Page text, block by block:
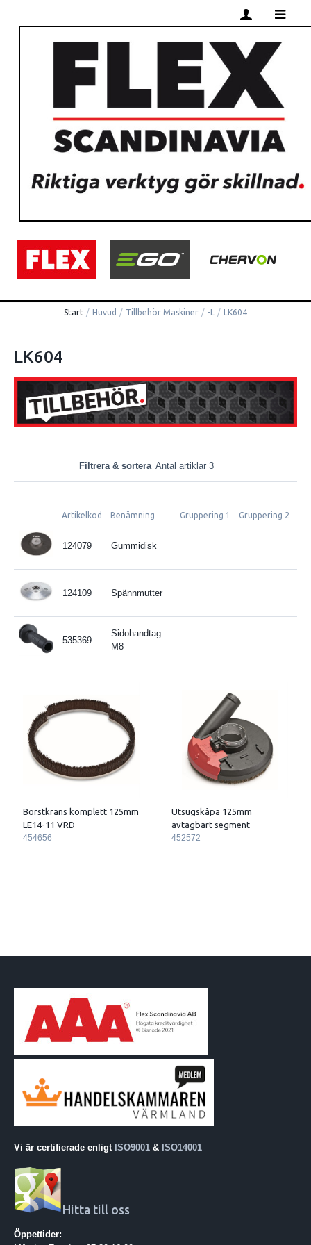
Start / Huvud / Tillbehör Maskiner / -L / LK604
LK604
Filtrera & sortera Antal artiklar 3
Artikelkod Benämning Gruppering 1 Gruppering 2
124079 Gummidisk
124109 Spännmutter
535369
Sidohandtag
M8
Borstkrans komplett 125mm
LE14-11 VRD
454656
Utsugskåpa 125mm
avtagbart segment
452572
Vi är certifierade enligt ISO9001 & ISO14001
Hitta till oss
Öppettider: